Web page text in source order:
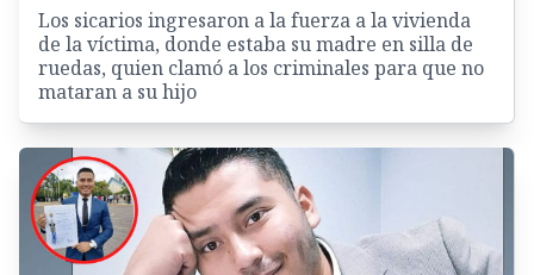
Los sicarios ingresaron a la fuerza a la vivienda
de la víctima, donde estaba su madre en silla de
ruedas, quien clamó a los criminales para que no
mataran a su hijo